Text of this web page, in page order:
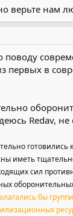
верьте нам
поводу
первых в
Redav,
иметь
сил
бы